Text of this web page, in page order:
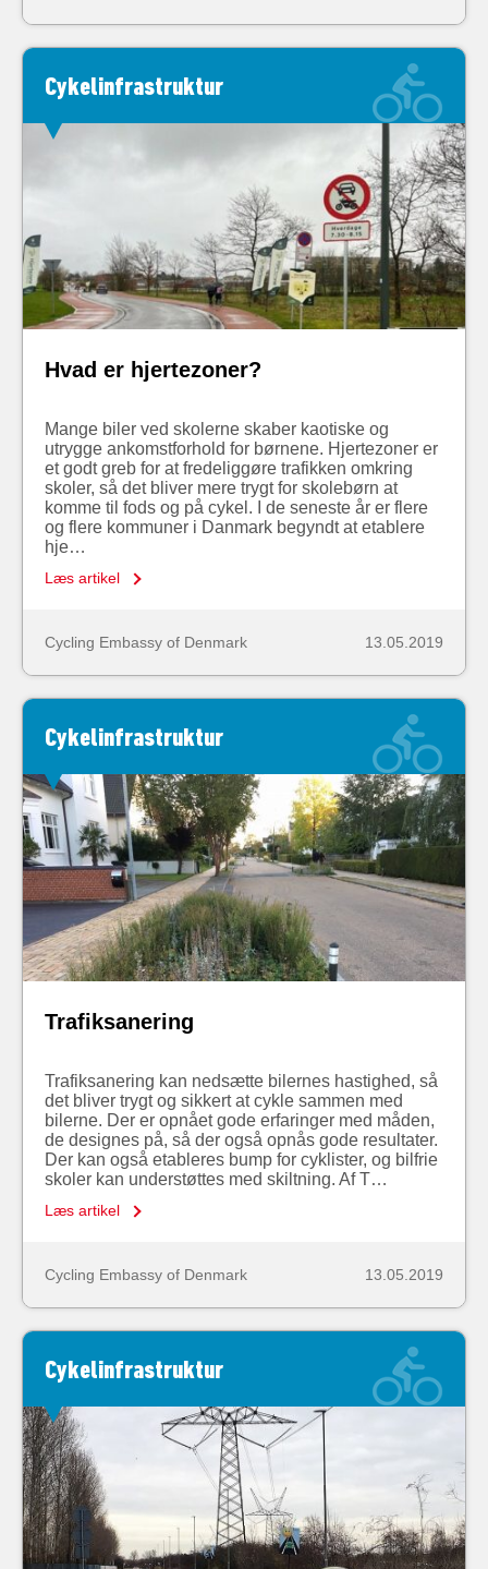
Cykelinfrastruktur
Hvad er hjertezoner?
Mange biler ved skolerne skaber kaotiske og
utrygge ankomstforhold for børnene. Hjertezoner er
et godt greb for at fredeliggøre trafikken omkring
skoler, så det bliver mere trygt for skolebørn at
komme til fods og på cykel. I de seneste år er flere
og flere kommuner i Danmark begyndt at etablere
hje…
Læs artikel
Cycling Embassy of Denmark 13.05.2019
Cykelinfrastruktur
Trafiksanering
Trafiksanering kan nedsætte bilernes hastighed, så
det bliver trygt og sikkert at cykle sammen med
bilerne. Der er opnået gode erfaringer med måden,
de designes på, så der også opnås gode resultater.
Der kan også etableres bump for cyklister, og bilfrie
skoler kan understøttes med skiltning. Af T…
Læs artikel
Cycling Embassy of Denmark 13.05.2019
Cykelinfrastruktur